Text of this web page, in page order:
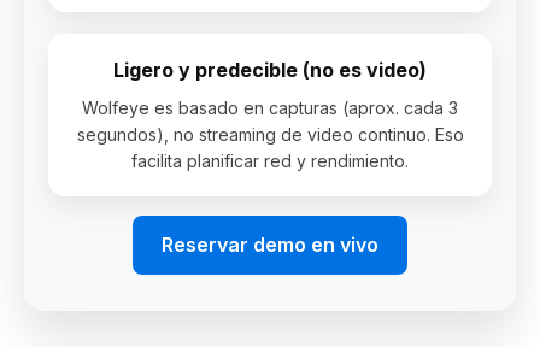
Ligero y predecible (no es video)
Wolfeye es basado en capturas (aprox. cada 3
segundos), no streaming de video continuo. Eso
facilita planificar red y rendimiento.
Reservar demo en vivo